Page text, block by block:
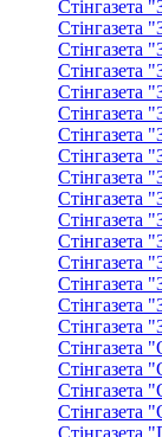
Стінгазета
Стінгазета
Стінгазета
Стінгазета
Стінгазета
Стінгазета
Стінгазета
Стінгазета
Стінгазета
Стінгазета
Стінгазета
Стінгазета
Стінгазета
Стінгазета
Стінгазета
Стінгазета
Стінгазета
Стінгазета
Стінгазета
Стінгазета
Стінгазета